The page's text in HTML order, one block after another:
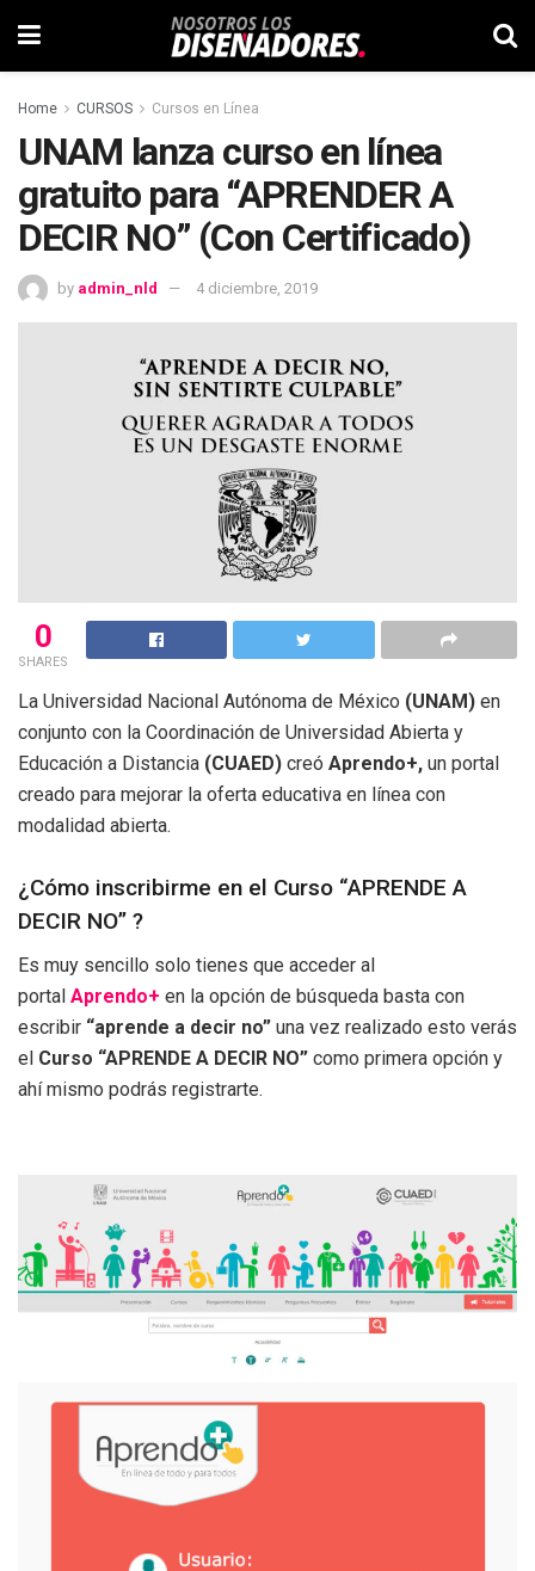
Home CURSOS Cursos en Línea
UNAM lanza curso en línea
gratuito para “APRENDER A
DECIR NO” (Con Certificado)
by admin_nld 4 diciembre, 2019
0
SHARES
La Universidad Nacional Autónoma de México (UNAM) en
conjunto con la Coordinación de Universidad Abierta y
Educación a Distancia (CUAED) creó Aprendo+, un portal
creado para mejorar la oferta educativa en línea con
modalidad abierta.
¿Cómo inscribirme en el Curso “APRENDE A
DECIR NO” ?
Es muy sencillo solo tienes que acceder al
portal Aprendo+ en la opción de búsqueda basta con
escribir “aprende a decir no” una vez realizado esto verás
el Curso “APRENDE A DECIR NO” como primera opción y
ahí mismo podrás registrarte.